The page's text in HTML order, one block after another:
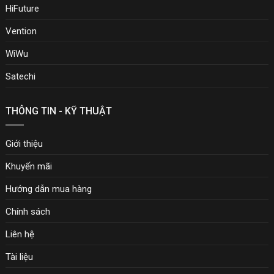
HiFuture
Vention
WiWu
Satechi
THÔNG TIN - KỸ THUẬT
Giới thiệu
Khuyến mãi
Hướng dẫn mua hàng
Chính sách
Liên hệ
Tài liệu